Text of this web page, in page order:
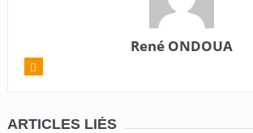
René ONDOUA
ARTICLES LIÉS